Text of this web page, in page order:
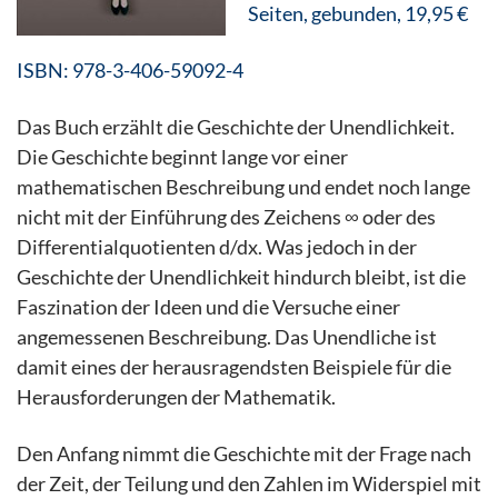
Seiten, gebunden, 19,95 €
ISBN: 978-3-406-59092-4
Das Buch erzählt die Geschichte der Unendlichkeit.
Die Geschichte beginnt lange vor einer
mathematischen Beschreibung und endet noch lange
nicht mit der Einführung des Zeichens ∞ oder des
Differentialquotienten d/dx. Was jedoch in der
Geschichte der Unendlichkeit hindurch bleibt, ist die
Faszination der Ideen und die Versuche einer
angemessenen Beschreibung. Das Unendliche ist
damit eines der herausragendsten Beispiele für die
Herausforderungen der Mathematik.
Den Anfang nimmt die Geschichte mit der Frage nach
der Zeit, der Teilung und den Zahlen im Widerspiel mit